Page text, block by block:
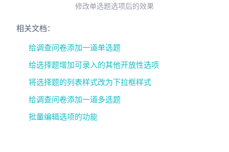
修改单选题选项后的效果
相关文档：
给调查问卷添加一道单选题
给选择题增加可录入的其他开放性选项
将选择题的列表样式改为下拉框样式
给调查问卷添加一道多选题
批量编辑选项的功能